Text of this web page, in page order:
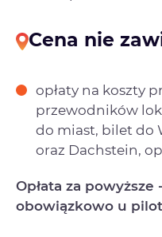
Cena nie
opłaty na koszty
przewodników
do miast, bilet do
oraz Dachstein,
Opłata za powyższe
obowiązkowo u